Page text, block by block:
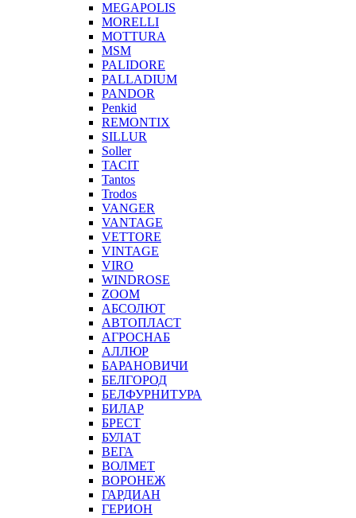
MEGAPOLIS
MORELLI
MOTTURA
MSM
PALIDORE
PALLADIUM
PANDOR
Penkid
REMONTIX
SILLUR
Soller
TACIT
Tantos
Trodos
VANGER
VANTAGE
VETTORE
VINTAGE
VIRO
WINDROSE
ZOOM
АБСОЛЮТ
АВТОПЛАСТ
АГРОСНАБ
АЛЛЮР
БАРАНОВИЧИ
БЕЛГОРОД
БЕЛФУРНИТУРА
БИЛАР
БРЕСТ
БУЛАТ
ВЕГА
ВОЛМЕТ
ВОРОНЕЖ
ГАРДИАН
ГЕРИОН